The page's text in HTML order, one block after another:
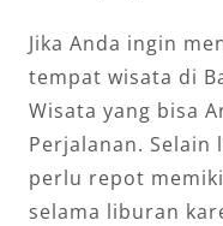
Jika Anda ingin
tempat wisata di
Wisata yang bisa
Perjalanan. Selain
perlu repot
selama liburan